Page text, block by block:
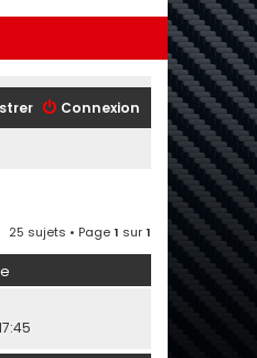
Connexion
25 sujets • Page1 sur1